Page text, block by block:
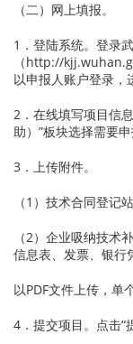
（二）网上填报。
1．登陆系统。登录
（http://
以申报人账户登录，
2．在线填写项目信
助）”板块选择需要
3．上传附件。
（1）技术合同登记
（2）企业吸纳技术
信息表、发票、银行
以PDF文件上传，单
4．提交项目。点击“